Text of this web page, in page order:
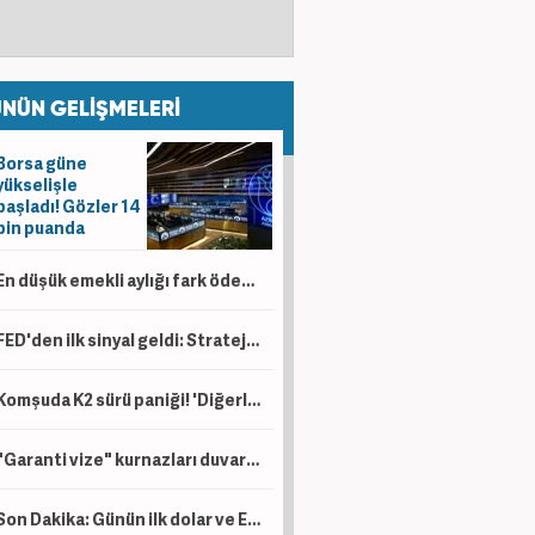
GELİŞMELERİ
güne
Gözler 14
puanda
En düşük emekli aylığı fark ödemeleri hesaplara yatırıldı
FED'den ilk sinyal geldi: Stratejiyi değiştiriyorlar!
Komşuda K2 sürü paniği! 'Diğerlerinden çok daha farklı bir silah!'
"Garanti vize" kurnazları duvara çarptı: Bakanlık devrede!
Son Dakika: Günün ilk dolar ve Euro verisi geldi...